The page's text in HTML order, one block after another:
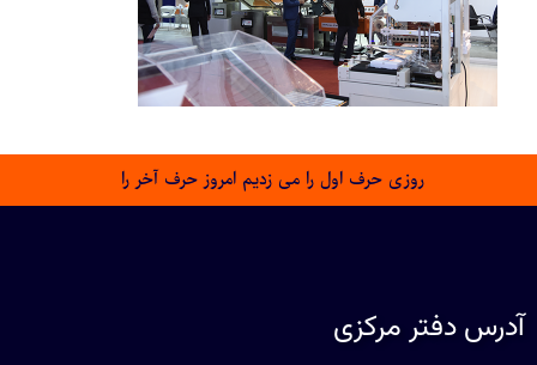
روزی حرف اول را می زدیم امروز حرف آخر را
آدرس دفتر مرکزی